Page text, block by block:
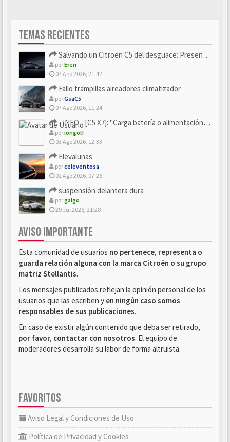
TEMAS RECIENTES
Salvando un Citroën C5 del desguace: Presentación y seguimiento
porEren
07 Ago 2026, 21:42
Fallo trampillas aireadores climatizador
porGsaC5
07 Ago 2026, 11:24
- INFO - [C5 X7]: "Carga batería o alimentación eléctri...
poriongolf
03 Ago 2026, 12:33
Elevalunas
porceleventosa
02 Ago 2026, 07:26
suspensión delantera dura
porgalgo
29 Jul 2026, 21:28
AVISO IMPORTANTE
Esta comunidad de usuarios no pertenece, representa o
guarda relación alguna con la marca Citroën o su grupo
matriz Stellantis.
Los mensajes publicados reflejan la opinión personal de los
usuarios que las escriben y en ningún caso somos
responsables de sus publicaciones.
En caso de existir algún contenido que deba ser retirado,
por favor, contactar con nosotros. El equipo de
moderadores desarrolla su labor de forma altruista.
FAVORITOS
Aviso Legal y Condiciones de Uso
Política de Privacidad y Cookies